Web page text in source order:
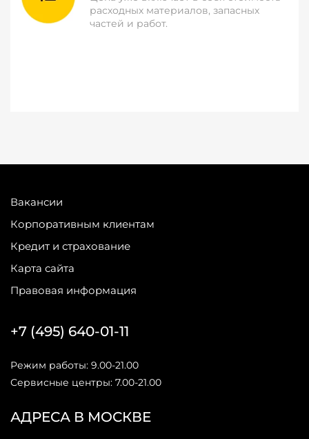
расходных материалов, запасных
частей и работ.
Вакансии
Корпоративным клиентам
Кредит и страхование
Карта сайта
Правовая информация
АДРЕСА В МОСКВЕ
+7 (495) 640-01-11
Режим работы: 9.00-21.00
Сервисные центры: 7.00-21.00